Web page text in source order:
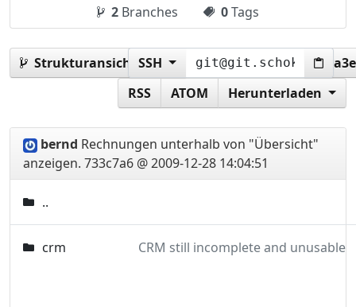
2 Branches 0Tags
Strukturansicht:SSH
RSS
ATOM Herunterladen
bernd Rechnungen unterhalb von "Übersicht"
anzeigen. 733c7a6 @ 2009-12-28 14:04:51
..
crm CRM still incomplete and unusable